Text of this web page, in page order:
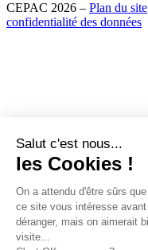
CEPAC 2026 – Plan du site
confidentialité des données